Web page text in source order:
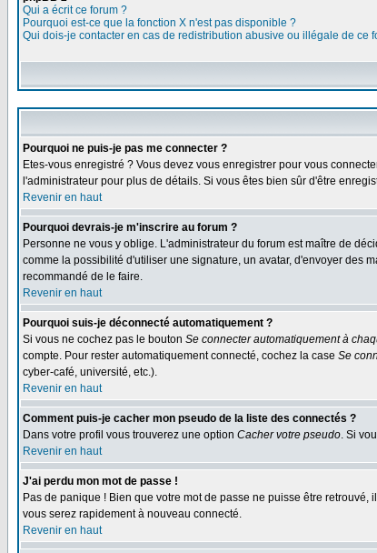
Qui a écrit ce forum ?
Pourquoi est-ce que la fonction X n'est pas disponible ?
Qui dois-je contacter en cas de redistribution abusive ou illégale de ce
Pourquoi ne puis-je pas me connecter ?
Etes-vous enregistré ? Vous devez vous enregistrer pour vous
l'administrateur pour plus de détails. Si vous êtes bien sûr d'être
Revenir en haut
Pourquoi devrais-je m'inscrire au forum ?
Personne ne vous y oblige. L'administrateur du forum est maître de
comme la possibilité d'utiliser une signature, un avatar, d'envoyer des
recommandé de le faire.
Revenir en haut
Pourquoi suis-je déconnecté automatiquement ?
Si vous ne cochez pas le bouton Se connecter automatiquement à
compte. Pour rester automatiquement connecté, cochez la case Se
cyber-café, université, etc.).
Revenir en haut
Comment puis-je cacher mon pseudo de la liste des connectés ?
Dans votre profil vous trouverez une option Cacher votre pseudo. Si
Revenir en haut
J'ai perdu mon mot de passe !
Pas de panique ! Bien que votre mot de passe ne puisse être
vous serez rapidement à nouveau connecté.
Revenir en haut